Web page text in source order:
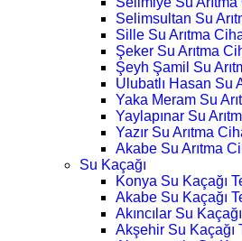
Selimsultan Su
Sille Su Arıtma
Şeker Su Arıtma
Şeyh Şamil Su
Ulubatlı Hasan Su
Yaka Meram Su
Yaylapınar Su
Yazır Su Arıtma
Akabe Su Arıtma
Su Kaçağı
Konya Su Kaçağı
Akabe Su Kaçağı
Akıncılar Su
Akşehir Su Kaçağı